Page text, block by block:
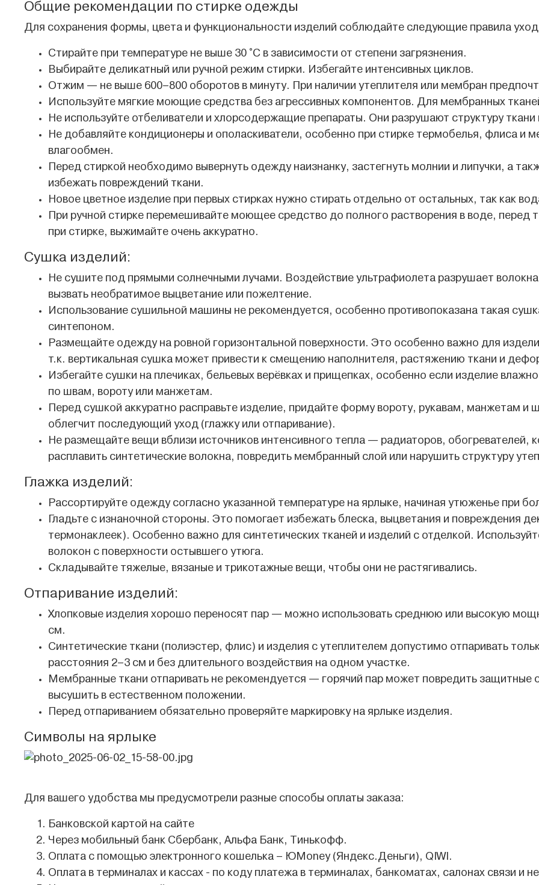
Общие рекомендации по стирке одежды
Для сохранения формы, цвета и функциональности изделий соблюдайте следующие правила
Стирайте при температуре не выше 30 °C в зависимости от степени загрязнения.
Выбирайте деликатный или ручной режим стирки. Избегайте интенсивных циклов.
Отжим — не выше 600–800 оборотов в минуту. При наличии утеплителя или мембран
Используйте мягкие моющие средства без агрессивных компонентов. Для мембранных
Не используйте отбеливатели и хлорсодержащие препараты. Они разрушают структуру
Не добавляйте кондиционеры и ополаскиватели, особенно при стирке термобелья, флиса и
влагообмен.
Перед стиркой необходимо вывернуть одежду наизнанку, застегнуть молнии и липучки, а
избежать повреждений ткани.
Новое цветное изделие при первых стирках нужно стирать отдельно от остальных, так как
При ручной стирке перемешивайте моющее средство до полного растворения в воде,
при стирке, выжимайте очень аккуратно.
Сушка изделий:
Не сушите под прямыми солнечными лучами. Воздействие ультрафиолета разрушает
вызвать необратимое выцветание или пожелтение.
Использование сушильной машины не рекомендуется, особенно противопоказана такая
синтепоном.
Размещайте одежду на ровной горизонтальной поверхности. Это особенно важно для
т.к. вертикальная сушка может привести к смещению наполнителя, растяжению ткани и
Избегайте сушки на плечиках, бельевых верёвках и прищепках, особенно если изделие
по швам, вороту или манжетам.
Перед сушкой аккуратно расправьте изделие, придайте форму вороту, рукавам, манжетам
облегчит последующий уход (глажку или отпаривание).
Не размещайте вещи вблизи источников интенсивного тепла — радиаторов, обогревателей,
расплавить синтетические волокна, повредить мембранный слой или нарушить структуру
Глажка изделий:
Рассортируйте одежду согласно указанной температуре на ярлыке, начиная утюженье при
Гладьте с изнаночной стороны. Это помогает избежать блеска, выцветания и повреждения
термонаклеек). Особенно важно для синтетических тканей и изделий с отделкой.
волокон с поверхности остывшего утюга.
Складывайте тяжелые, вязаные и трикотажные вещи, чтобы они не растягивались.
Отпаривание изделий:
Хлопковые изделия хорошо переносят пар — можно использовать среднюю или высокую
см.
Синтетические ткани (полиэстер, флис) и изделия с утеплителем допустимо отпаривать
расстояния 2–3 см и без длительного воздействия на одном участке.
Мембранные ткани отпаривать не рекомендуется — горячий пар может повредить защитные
высушить в естественном положении.
Перед отпариванием обязательно проверяйте маркировку на ярлыке изделия.
Символы на ярлыке
Для вашего удобства мы предусмотрели разные способы оплаты заказа:
Банковской картой на сайте
Через мобильный банк Сбербанк, Альфа Банк, Тинькофф.
Оплата с помощью электронного кошелька – ЮMoney (Яндекс.Деньги), QIWI.
Оплата в терминалах и кассах - по коду платежа в терминалах, банкоматах, салонах связи и